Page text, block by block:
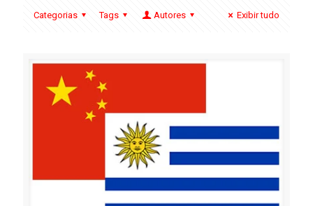
Categorias Tags Autores Exibir tudo